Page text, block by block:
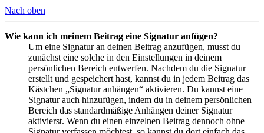
Nach oben
Wie kann ich meinem Beitrag eine Signatur anfügen?
Um eine Signatur an deinen Beitrag anzufügen, musst du
zunächst eine solche in den Einstellungen in deinem
persönlichen Bereich entwerfen. Nachdem du die Signatur
erstellt und gespeichert hast, kannst du in jedem Beitrag das
Kästchen „Signatur anhängen“ aktivieren. Du kannst eine
Signatur auch hinzufügen, indem du in deinem persönlichen
Bereich das standardmäßige Anhängen deiner Signatur
aktivierst. Wenn du einen einzelnen Beitrag dennoch ohne